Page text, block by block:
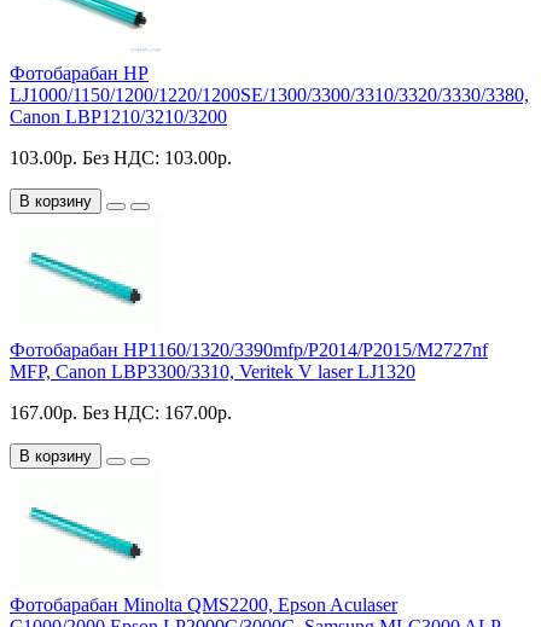
Фотобарабан HP
LJ1000/1150/1200/1220/1200SE/1300/3300/3310/3320/3330/3380,
Canon LBP1210/3210/3200
103.00р. Без НДС: 103.00р.
В корзину
Фотобарабан HP1160/1320/3390mfp/P2014/P2015/M2727nf
MFP, Canon LBP3300/3310, Veritek V laser LJ1320
167.00р. Без НДС: 167.00р.
В корзину
Фотобарабан Minolta QMS2200, Epson Aculaser